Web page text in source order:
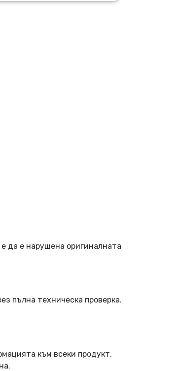
да е нарушена оригиналната
пълна техническа проверка.
към всеки продукт.